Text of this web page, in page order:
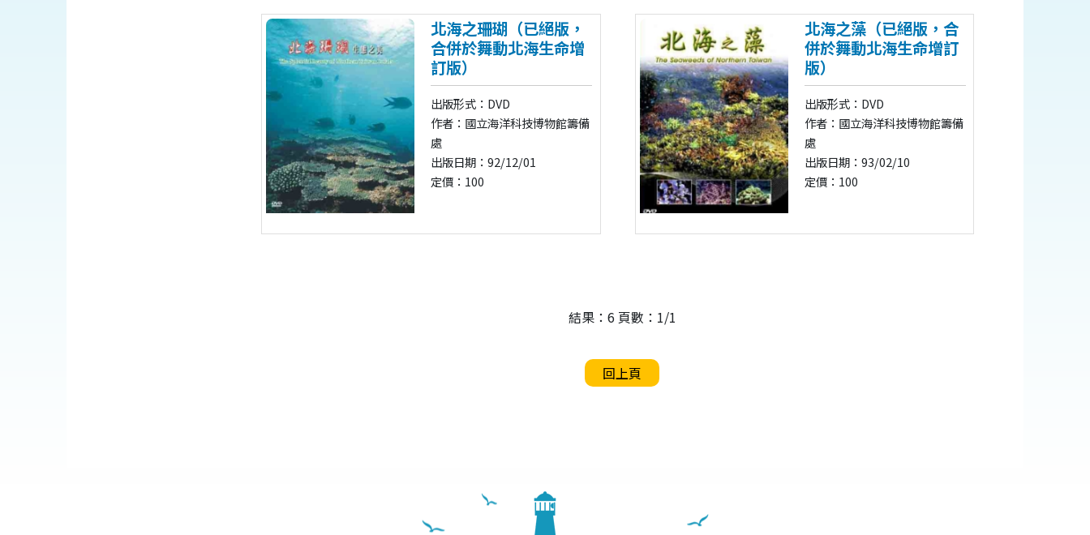
北海之珊瑚（已絕版，
合併於舞動北海生命增
訂版）
出版形式：DVD
作者：國立海洋科技博物館籌備
處
出版日期：92/12/01
定價：100
北海之藻（已絕版，合
併於舞動北海生命增訂
版）
出版形式：DVD
作者：國立海洋科技博物館籌備
處
出版日期：93/02/10
定價：100
結果：6 頁數：1/1
回上頁